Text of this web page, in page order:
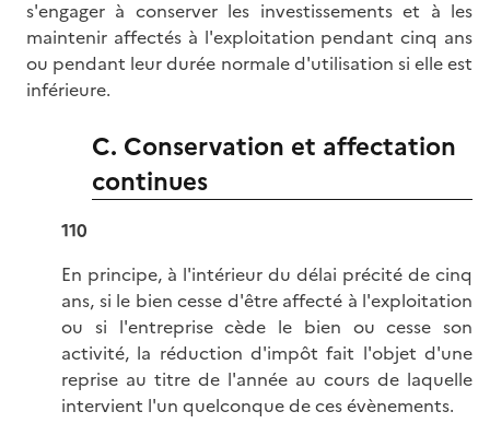
s'engager à conserver les investissements et à les
maintenir affectés à l'exploitation pendant cinq ans
ou pendant leur durée normale d'utilisation si elle est
inférieure.
C. Conservation et affectation
continues
110
En principe, à l'intérieur du délai précité de cinq
ans, si le bien cesse d'être affecté à l'exploitation
ou si l'entreprise cède le bien ou cesse son
activité, la réduction d'impôt fait l'objet d'une
reprise au titre de l'année au cours de laquelle
intervient l'un quelconque de ces évènements.